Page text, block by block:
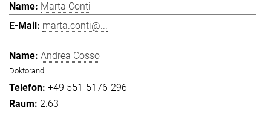
Marta Conti
marta.conti@...
Andrea Cosso
Doktorand
+49 551-5176-296
2.63